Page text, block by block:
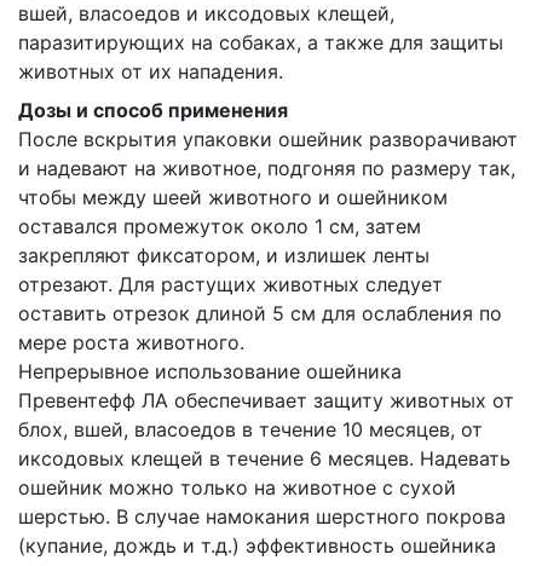
вшей, власоедов и иксодовых клещей,
паразитирующих на собаках, а также для защиты
животных от их нападения.
Дозы и способ применения
После вскрытия упаковки ошейник разворачивают
и надевают на животное, подгоняя по размеру так,
чтобы между шеей животного и ошейником
оставался промежуток около 1 см, затем
закрепляют фиксатором, и излишек ленты
отрезают. Для растущих животных следует
оставить отрезок длиной 5 см для ослабления по
мере роста животного.
Непрерывное использование ошейника
Превентефф ЛА обеспечивает защиту животных от
блох, вшей, власоедов в течение 10 месяцев, от
иксодовых клещей в течение 6 месяцев. Надевать
ошейник можно только на животное с сухой
шерстью. В случае намокания шерстного покрова
(купание, дождь и т.д.) эффективность ошейника